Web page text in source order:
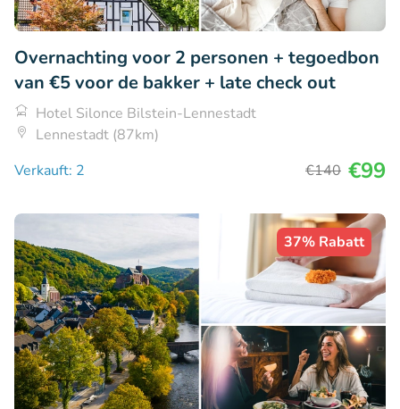
Overnachting voor 2 personen + tegoedbon
van €5 voor de bakker + late check out
Hotel Silonce Bilstein-Lennestadt
Lennestadt (87km)
Verkauft: 2
€140 €99
37% Rabatt